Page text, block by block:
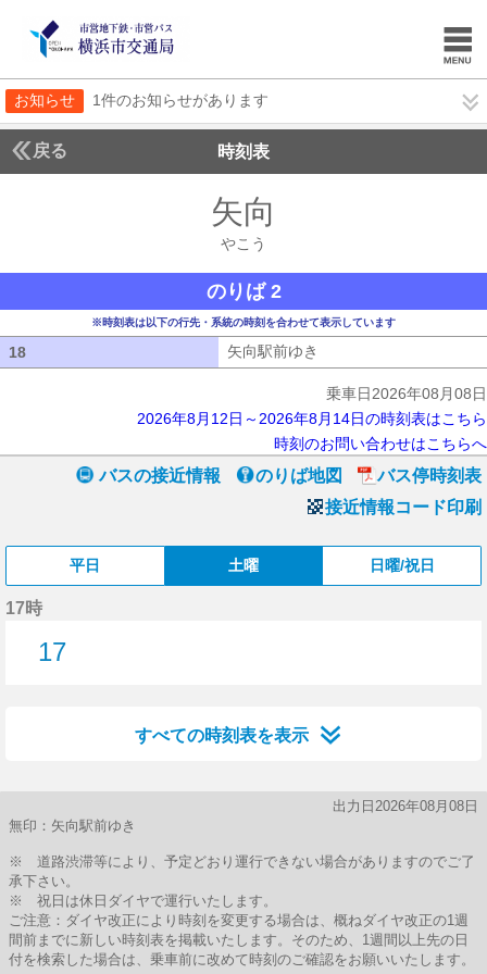
お知らせ 1件のお知らせがあります
戻る 時刻表
矢向
やこう
のりば 2
※時刻表は以下の行先・系統の時刻を合わせて表示しています
18 矢向駅前ゆき
乗車日2026年08月08日
2026年8月12日～2026年8月14日の時刻表はこちら
時刻のお問い合わせはこちらへ
バスの接近情報 のりば地図
バス停時刻表
接近情報コード印刷
平日 土曜 日曜/祝日
17時
17
すべての時刻表を表示
出力日2026年08月08日
無印：矢向駅前ゆき
※ 道路渋滞等により、予定どおり運行できない場合がありますのでご了
承下さい。
※ 祝日は休日ダイヤで運行いたします。
ご注意：ダイヤ改正により時刻を変更する場合は、概ねダイヤ改正の1週
間前までに新しい時刻表を掲載いたします。そのため、1週間以上先の日
付を検索した場合は、乗車前に改めて時刻のご確認をお願いいたします。